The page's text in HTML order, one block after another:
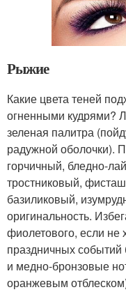
Рыжие
Какие цвета теней
огненными кудрями?
зеленая палитра
радужной оболочки).
горчичный, бледно-
тростниковый,
базиликовый,
оригинальность.
фиолетового, если не
праздничных
и медно-бронзовые
оранжевым